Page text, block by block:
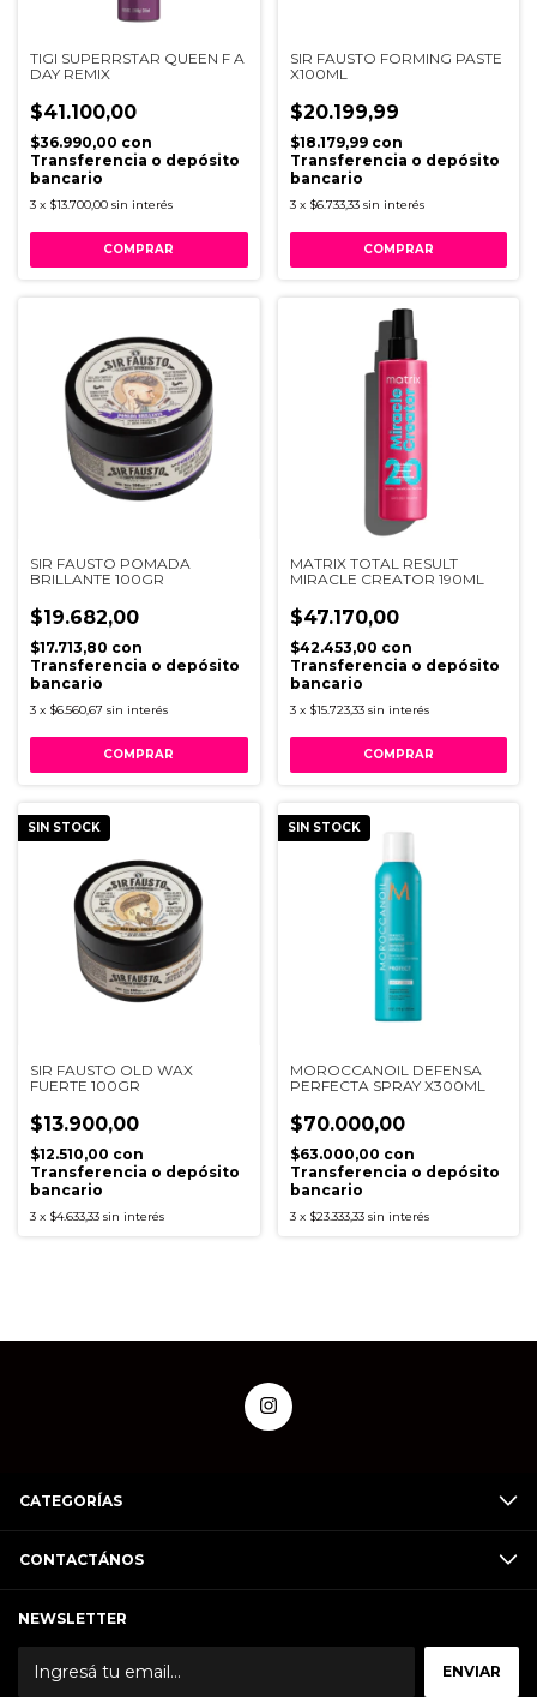
TIGI SUPERRSTAR QUEEN F A
DAY REMIX
$41.100,00
$36.990,00 con
Transferencia o depósito
bancario
3 x $13.700,00 sin interés
SIR FAUSTO FORMING PASTE
X100ML
$20.199,99
$18.179,99 con
Transferencia o depósito
bancario
3 x $6.733,33 sin interés
SIR FAUSTO POMADA
BRILLANTE 100GR
$19.682,00
$17.713,80 con
Transferencia o depósito
bancario
3 x $6.560,67 sin interés
MATRIX TOTAL RESULT
MIRACLE CREATOR 190ML
$47.170,00
$42.453,00 con
Transferencia o depósito
bancario
3 x $15.723,33 sin interés
SIN STOCK
SIR FAUSTO OLD WAX
FUERTE 100GR
$13.900,00
$12.510,00 con
Transferencia o depósito
bancario
3 x $4.633,33 sin interés
SIN STOCK
MOROCCANOIL DEFENSA
PERFECTA SPRAY X300ML
$70.000,00
$63.000,00 con
Transferencia o depósito
bancario
3 x $23.333,33 sin interés
CATEGORÍAS
CONTACTÁNOS
NEWSLETTER